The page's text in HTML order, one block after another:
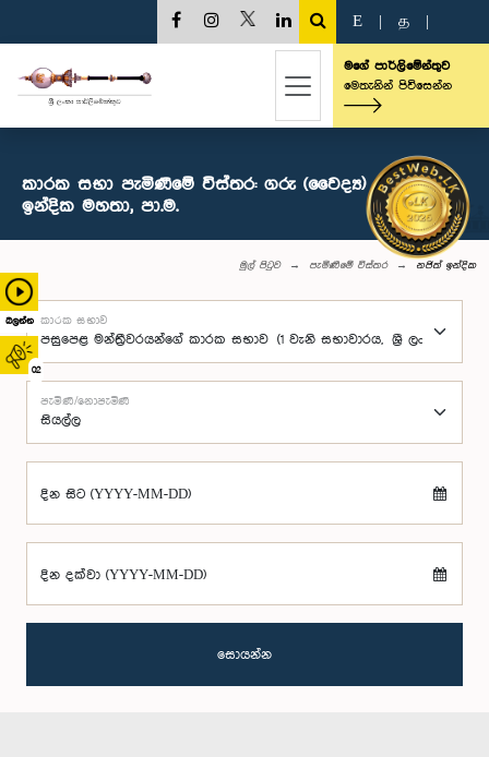
බලන්න
02
E த
මගේ පාර්ලිමේන්තුව
මෙතැනින් පිවිසෙන්න
කාරක සභා පැමිණීමේ විස්තර: ගරු (වෛද්‍ය) නජිත්
ඉන්දික මහතා, පා.ම.
මුල් පිටුව පැමිණීමේ විස්තර නජිත් ඉන්දික
කාරක සභාව
පැමිණි/නොපැමිණි
දින සිට (YYYY-MM-DD)
දින දක්වා (YYYY-MM-DD)
සොයන්න